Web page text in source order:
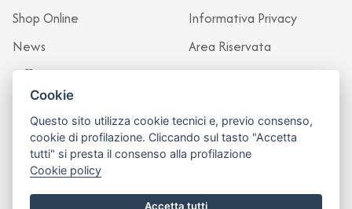
Shop Online
News
Officina
Informativa Privacy
Area Riservata
Cookie
Questo sito utilizza cookie tecnici e, previo consenso,
cookie di profilazione. Cliccando sul tasto "Accetta
tutti" si presta il consenso alla profilazione
Cookie policy
Accetta tutti